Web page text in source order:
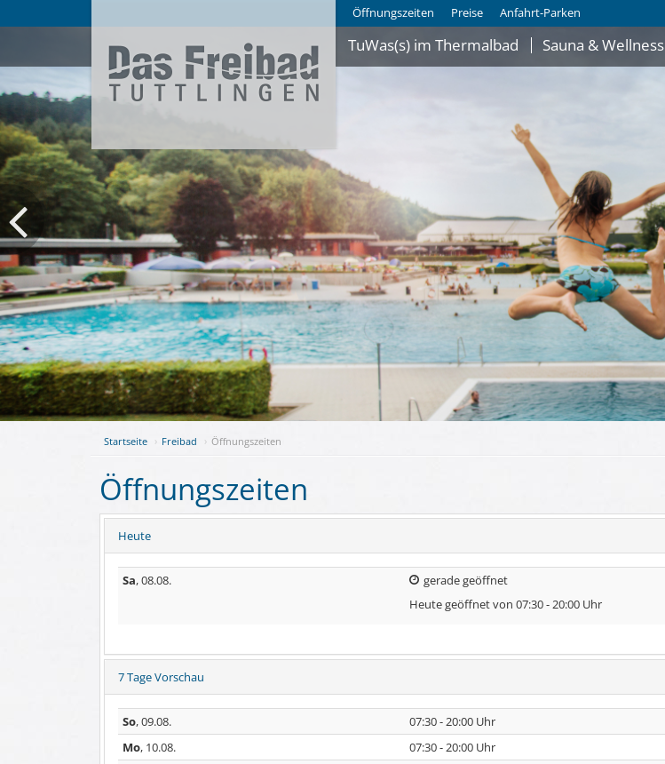
Öffnungszeiten Preise Anfahrt-Parken
TuWas(s) im Thermalbad Sauna & Wellness
Startseite Freibad Öffnungszeiten
Öffnungszeiten
Heute
Sa, 08.08.
gerade geöffnet
Heute geöffnet von 07:30 - 20:00 Uhr
7 Tage Vorschau
So, 09.08. 07:30 - 20:00 Uhr
Mo, 10.08. 07:30 - 20:00 Uhr